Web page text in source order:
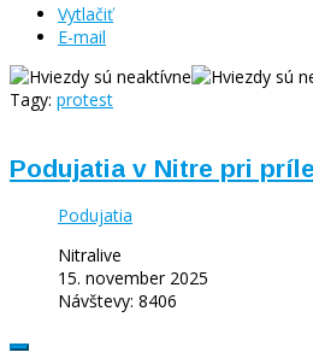
Vytlačiť
E-mail
Tagy: protest
Podujatia v Nitre pri
Podujatia
Nitralive
15. november 2025
Návštevy: 8406